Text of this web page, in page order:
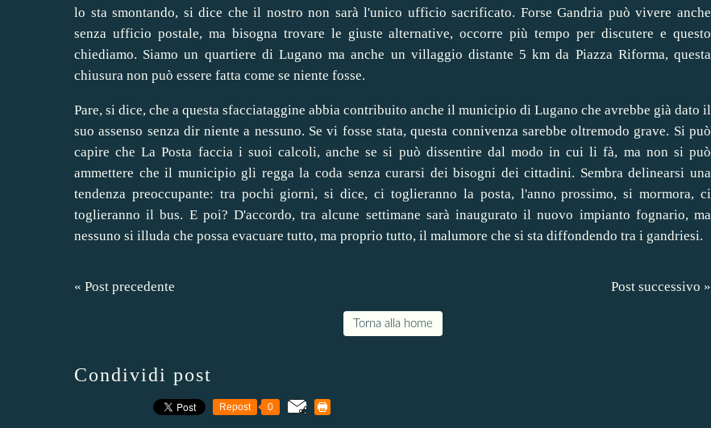
lo sta smontando, si dice che il nostro non sarà l'unico ufficio sacrificato. Forse Gandria può vivere anche
senza ufficio postale, ma bisogna trovare le giuste alternative, occorre più tempo per discutere e questo
chiediamo. Siamo un quartiere di Lugano ma anche un villaggio distante 5 km da Piazza Riforma, questa
chiusura non può essere fatta come se niente fosse.
Pare, si dice, che a questa sfacciataggine abbia contribuito anche il municipio di Lugano che avrebbe già dato il
suo assenso senza dir niente a nessuno. Se vi fosse stata, questa connivenza sarebbe oltremodo grave. Si può
capire che La Posta faccia i suoi calcoli, anche se si può dissentire dal modo in cui li fà, ma non si può
ammettere che il municipio gli regga la coda senza curarsi dei bisogni dei cittadini. Sembra delinearsi una
tendenza preoccupante: tra pochi giorni, si dice, ci toglieranno la posta, l'anno prossimo, si mormora, ci
toglieranno il bus. E poi? D'accordo, tra alcune settimane sarà inaugurato il nuovo impianto fognario, ma
nessuno si illuda che possa evacuare tutto, ma proprio tutto, il malumore che si sta diffondendo tra i gandriesi.
« Post precedente Post successivo »
Torna alla home
Condividi post
Repost 0